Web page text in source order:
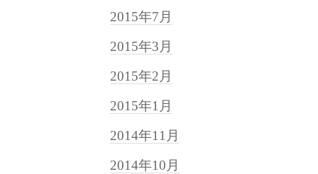
2015年7月
2015年3月
2015年2月
2015年1月
2014年11月
2014年10月